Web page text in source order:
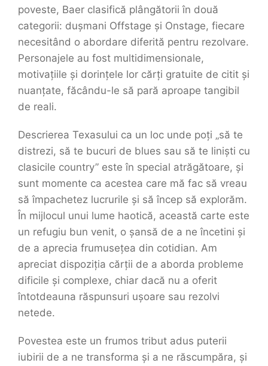
poveste, Baer clasifică plângătorii în două
categorii: dușmani Offstage și Onstage, fiecare
necesitând o abordare diferită pentru rezolvare.
Personajele au fost multidimensionale,
motivațiile și dorințele lor cărți gratuite de citit și
nuanțate, făcându-le să pară aproape tangibil
de reali.
Descrierea Texasului ca un loc unde poți „să te
distrezi, să te bucuri de blues sau să te liniști cu
clasicile country” este în special atrăgătoare, și
sunt momente ca acestea care mă fac să vreau
să împachetez lucrurile și să încep să explorăm.
În mijlocul unui lume haotică, această carte este
un refugiu bun venit, o șansă de a ne încetini și
de a aprecia frumusețea din cotidian. Am
apreciat dispoziția cărții de a aborda probleme
dificile și complexe, chiar dacă nu a oferit
întotdeauna răspunsuri ușoare sau rezolvi
netede.
Povestea este un frumos tribut adus puterii
iubirii de a ne transforma și a ne răscumpăra, și